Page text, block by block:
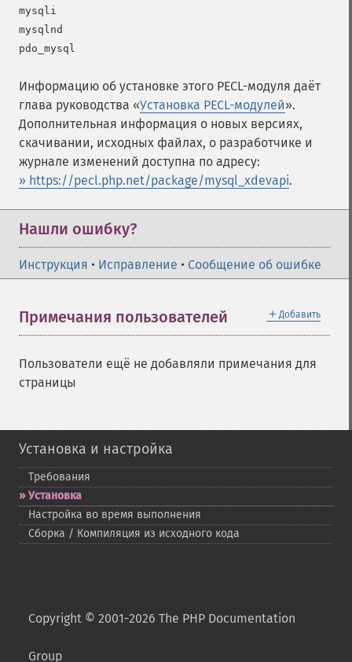
mysqli
mysqlnd
Информацию об установке этого PECL-модуля даёт
глава руководства «Установка PECL-модулей».
Дополнительная информация о новых версиях,
скачивании, исходных файлах, о разработчике и
журнале изменений доступна по адресу:
» https://pecl.php.net/package/mysql_xdevapi.
Нашли ошибку?
Инструкция • Исправление • Сообщение об ошибке
＋ Добавить
Примечания пользователей
Пользователи ещё не добавляли примечания для
страницы
Установка и настройка
Требования
Установка
Настройка во время выполнения
Сборка / Компиляция из исходного кода
Copyright © 2001-2026 The PHP Documentation
Group